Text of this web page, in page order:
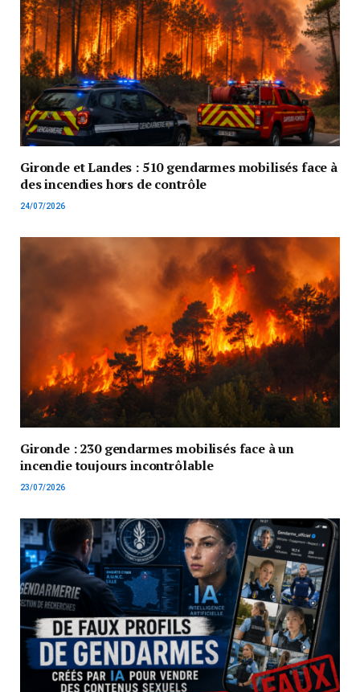
Gironde et Landes : 510 gendarmes mobilisés face à
des incendies hors de contrôle
24/07/2026
Gironde : 230 gendarmes mobilisés face à un
incendie toujours incontrôlable
23/07/2026